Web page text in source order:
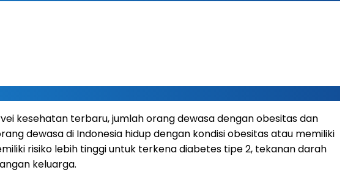
kesehatan terbaru, jumlah orang dewasa dengan obesitas dan
dewasa di Indonesia hidup dengan kondisi obesitas atau memiliki
risiko lebih tinggi untuk terkena diabetes tipe 2, tekanan darah
keluarga.